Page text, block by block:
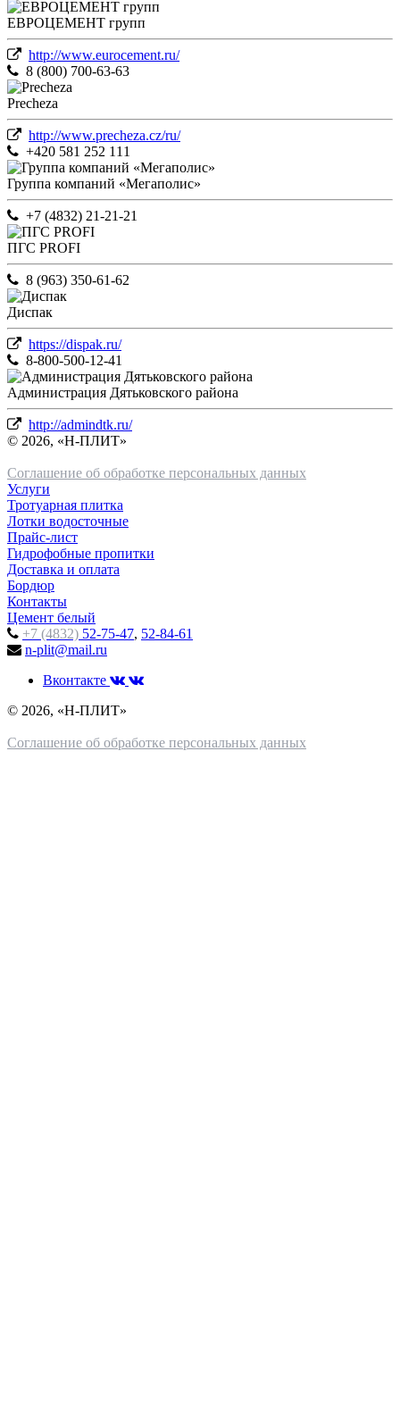
ЕВРОЦЕМЕНТ групп
http://www.eurocement.ru/
8 (800) 700-63-63
Precheza
http://www.precheza.cz/ru/
+420 581 252 111
Группа компаний «Мегаполис»
+7 (4832) 21-21-21
ПГС PROFI
8 (963) 350-61-62
Диспак
https://dispak.ru/
8-800-500-12-41
Администрация Дятьковского района
http://admindtk.ru/
© 2026, «Н-ПЛИТ»
Соглашение об обработке персональных данных
Услуги
Тротуарная плитка
Лотки водосточные
Прайс-лист
Гидрофобные пропитки
Доставка и оплата
Бордюр
Контакты
Цемент белый
+7 (4832) 52-75-47, 52-84-61
n-plit@mail.ru
Вконтакте
© 2026, «Н-ПЛИТ»
Соглашение об обработке персональных данных